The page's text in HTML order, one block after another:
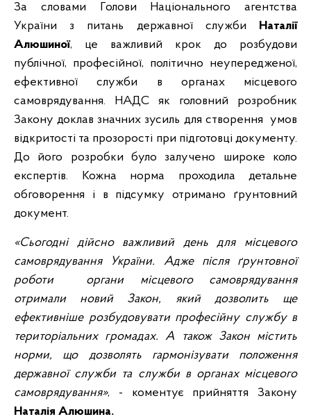
За словами Голови Національного агентства
України з питань державної служби Наталії
Алюшиної, це важливий крок до розбудови
публічної, професійної, політично неупередженої,
ефективної служби в органах місцевого
самоврядування. НАДС як головний розробник
Закону доклав значних зусиль для створення умов
відкритості та прозорості при підготовці документу.
До його розробки було залучено широке коло
експертів. Кожна норма проходила детальне
обговорення і в підсумку отримано ґрунтовний
документ.
«Сьогодні дійсно важливий день для місцевого
самоврядування України. Адже після ґрунтовної
роботи органи місцевого самоврядування
отримали новий Закон, який дозволить ще
ефективніше розбудовувати професійну службу в
територіальних громадах. А також Закон містить
норми, що дозволять гармонізувати положення
державної служби та служби в органах місцевого
самоврядування», - коментує прийняття Закону
Наталія Алюшина.